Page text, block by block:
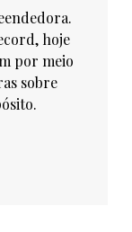
hoje
por meio
sobre